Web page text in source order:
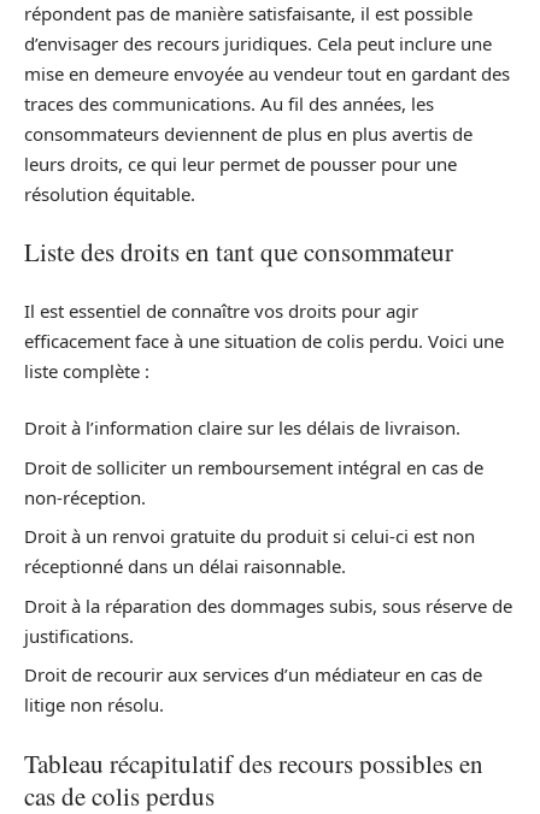
répondent pas de manière satisfaisante, il est possible
d’envisager des recours juridiques. Cela peut inclure une
mise en demeure envoyée au vendeur tout en gardant des
traces des communications. Au fil des années, les
consommateurs deviennent de plus en plus avertis de
leurs droits, ce qui leur permet de pousser pour une
résolution équitable.
Liste des droits en tant que consommateur
Il est essentiel de connaître vos droits pour agir
efficacement face à une situation de colis perdu. Voici une
liste complète :
Droit à l’information claire sur les délais de livraison.
Droit de solliciter un remboursement intégral en cas de
non-réception.
Droit à un renvoi gratuite du produit si celui-ci est non
réceptionné dans un délai raisonnable.
Droit à la réparation des dommages subis, sous réserve de
justifications.
Droit de recourir aux services d’un médiateur en cas de
litige non résolu.
Tableau récapitulatif des recours possibles en
cas de colis perdus